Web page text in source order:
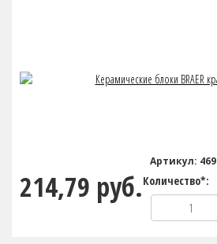
Артикул: 469
214,79 руб.Количество*: